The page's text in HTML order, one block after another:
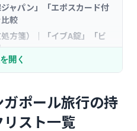
ャパン」「エポスカード付
較
方箋）｜「イブA錠」「ビ
た衣類・服装｜具体的ア
ロ エアリズム」「無印良品 リ
ニクロ ポケッタブルパーカ
開く
ガポール旅行の持
スト一覧